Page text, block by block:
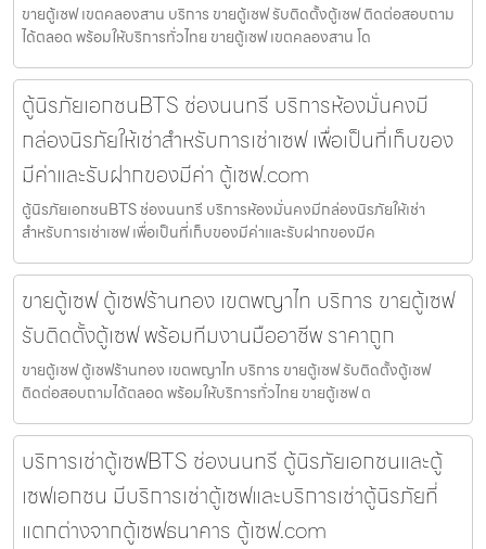
ขายตู้เซฟ เขตคลองสาน บริการ ขายตู้เซฟ รับติดตั้งตู้เซฟ ติดต่อสอบถาม
ได้ตลอด พร้อมให้บริการทั่วไทย ขายตู้เซฟ เขตคลองสาน โด
ตู้นิรภัยเอกชนBTS ช่องนนทรี บริการห้องมั่นคงมี
กล่องนิรภัยให้เช่าสำหรับการเช่าเซฟ เพื่อเป็นที่เก็บของ
มีค่าและรับฝากของมีค่า ตู้เซฟ.com
ตู้นิรภัยเอกชนBTS ช่องนนทรี บริการห้องมั่นคงมีกล่องนิรภัยให้เช่า
สำหรับการเช่าเซฟ เพื่อเป็นที่เก็บของมีค่าและรับฝากของมีค
ขายตู้เซฟ ตู้เซฟร้านทอง เขตพญาไท บริการ ขายตู้เซฟ
รับติดตั้งตู้เซฟ พร้อมทีมงานมืออาชีพ ราคาถูก
ขายตู้เซฟ ตู้เซฟร้านทอง เขตพญาไท บริการ ขายตู้เซฟ รับติดตั้งตู้เซฟ
ติดต่อสอบถามได้ตลอด พร้อมให้บริการทั่วไทย ขายตู้เซฟ ต
บริการเช่าตู้เซฟBTS ช่องนนทรี ตู้นิรภัยเอกชนและตู้
เซฟเอกชน มีบริการเช่าตู้เซฟและบริการเช่าตู้นิรภัยที่
แตกต่างจากตู้เซฟธนาคาร ตู้เซฟ.com